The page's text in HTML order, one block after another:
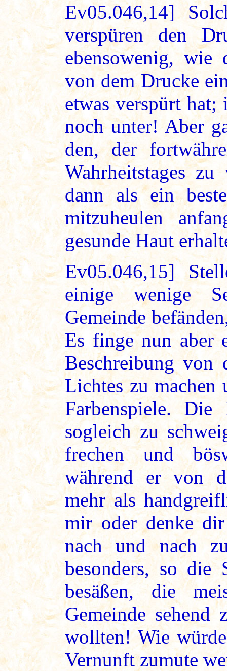
Ev05.046,14]
verspüren den
ebensowenig, wie
von dem Drucke
etwas verspürt
noch unter! Aber
den, der
Wahrheitstages
dann als ein
mitzuheulen
gesunde Haut
Ev05.046,15]
einige wenige
Gemeinde
Es finge nun aber
Beschreibung von
Lichtes zu machen
Farbenspiele.
sogleich zu
frechen und
während er von
mehr als
mir oder denke
nach und nach
besonders, so die
besäßen, die
Gemeinde sehend
wollten! Wie
Vernunft zumute